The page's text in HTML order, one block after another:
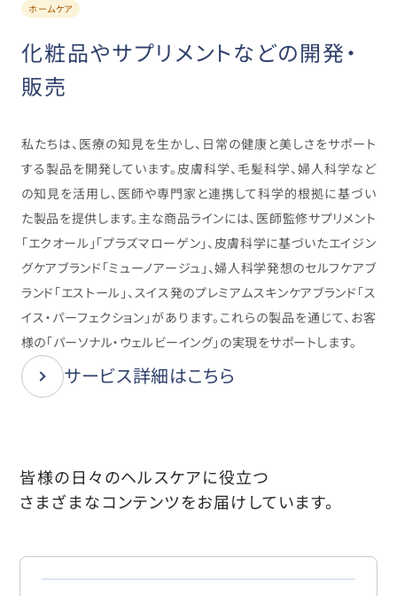
ホームケア
化粧品やサプリメントなどの開発・
販売
私たちは、医療の知見を生かし、日常の健康と美しさをサポート
する製品を開発しています。皮膚科学、毛髪科学、婦人科学など
の知見を活用し、医師や専門家と連携して科学的根拠に基づい
た製品を提供します。主な商品ラインには、医師監修サプリメント
「エクオール」「プラズマローゲン」、皮膚科学に基づいたエイジン
グケアブランド「ミューノアージュ」、婦人科学発想のセルフケアブ
ランド「エストール」、スイス発のプレミアムスキンケアブランド「ス
イス・パーフェクション」があります。これらの製品を通じて、お客
様の「パーソナル・ウェルビーイング」の実現をサポートします。
サービス詳細はこちら
皆様の日々のヘルスケアに役立つ
さまざまなコンテンツをお届けしています。